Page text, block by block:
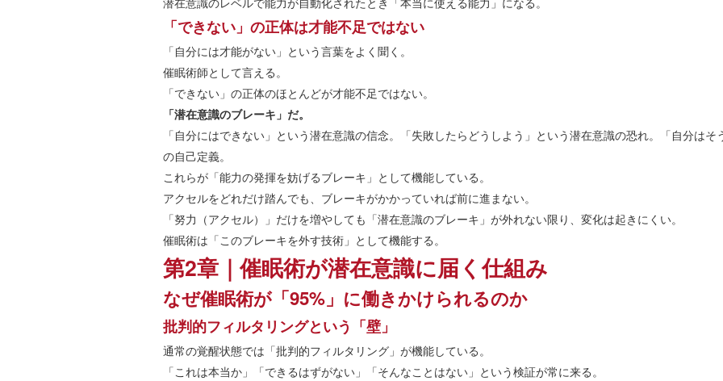
「できない」の正体は才能不足ではない
「自分には才能がない」という言葉をよく聞く。
催眠術師として言える。
「できない」の正体のほとんどが才能不足ではない。
「潜在意識のブレーキ」だ。
「自分にはできない」という潜在意識の信念。「失敗したらどうしよう」という潜在意識の恐れ。「自分は
の自己定義。
これらが「能力の発揮を妨げるブレーキ」として機能している。
アクセルをどれだけ踏んでも、ブレーキがかかっていれば前に進まない。
「努力（アクセル）」だけを増やしても「潜在意識のブレーキ」が外れない限り、変化は起きにくい。
催眠術は「このブレーキを外す技術」として機能する。
第2章｜催眠術が潜在意識に届く仕組み
なぜ催眠術が「95%」に働きかけられるのか
批判的フィルタリングという「壁」
通常の覚醒状態では「批判的フィルタリング」が機能している。
「これは本当か」「できるはずがない」「そんなことはない」という検証が常に来る。